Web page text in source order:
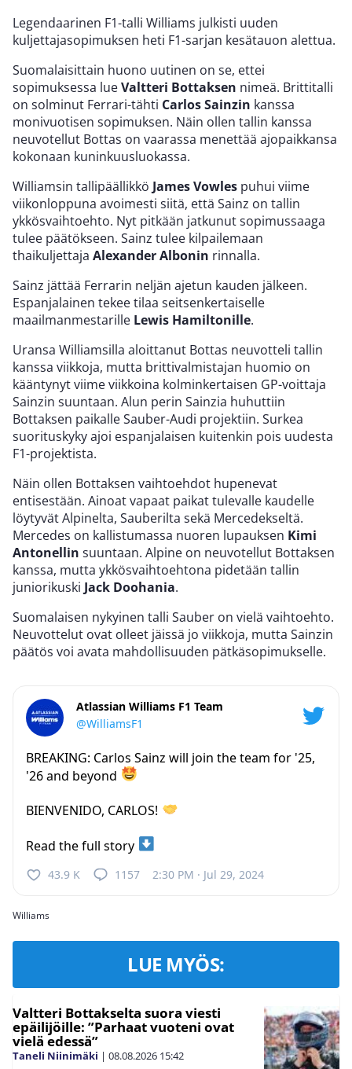
Legendaarinen F1-talli Williams julkisti uuden
kuljettajasopimuksen heti F1-sarjan kesätauon alettua.
Suomalaisittain huono uutinen on se, ettei
sopimuksessa lueValtteri Bottaksen nimeä. Brittitalli
on solminut Ferrari-tähti Carlos Sainzin kanssa
monivuotisen sopimuksen. Näin ollen tallin kanssa
neuvotellut Bottas on vaarassa menettää ajopaikkansa
kokonaan kuninkuusluokassa.
Williamsin tallipäällikkö James Vowles puhui viime
viikonloppuna avoimesti siitä, että Sainz on tallin
ykkösvaihtoehto. Nyt pitkään jatkunut sopimussaaga
tulee päätökseen. Sainz tulee kilpailemaan
thaikuljettaja Alexander Albonin rinnalla.
Sainz jättää Ferrarin neljän ajetun kauden jälkeen.
Espanjalainen tekee tilaa seitsenkertaiselle
maailmanmestarille Lewis Hamiltonille.
Uransa Williamsilla aloittanut Bottas neuvotteli tallin
kanssa viikkoja, mutta brittivalmistajan huomio on
kääntynyt viime viikkoina kolminkertaisen GP-voittaja
Sainzin suuntaan. Alun perin Sainzia huhuttiin
Bottaksen paikalle Sauber-Audi projektiin. Surkea
suorituskyky ajoi espanjalaisen kuitenkin pois uudesta
F1-projektista.
Näin ollen Bottaksen vaihtoehdot hupenevat
entisestään. Ainoat vapaat paikat tulevalle kaudelle
löytyvät Alpinelta, Sauberilta sekä Mercedekseltä.
Mercedes on kallistumassa nuoren lupauksen Kimi
Antonellin suuntaan. Alpine on neuvotellut Bottaksen
kanssa, mutta ykkösvaihtoehtona pidetään tallin
juniorikuski Jack Doohania.
Suomalaisen nykyinen talli Sauber on vielä vaihtoehto.
Neuvottelut ovat olleet jäissä jo viikkoja, mutta Sainzin
päätös voi avata mahdollisuuden pätkäsopimukselle.
Atlassian Williams F1 Team
@WilliamsF1
BREAKING: Carlos Sainz will join the team for '25,
'26 and beyond
BIENVENIDO, CARLOS!
Read the full story
43.9 K 1157 2:30 PM · Jul 29, 2024
Williams
LUE MYÖS:
Valtteri Bottakselta suora viesti
epäilijöille: ”Parhaat vuoteni ovat
vielä edessä”
Taneli Niinimäki | 08.08.2026 15:42